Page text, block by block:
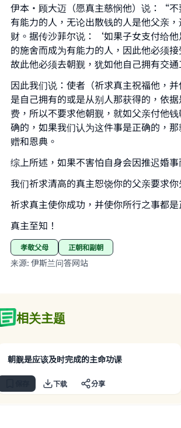
伊本·顾大迈（愿真主慈悯他）说：“不
有能力的人，无论出散钱的人是他父亲
财。据传沙菲尔说：‘如果子女支付给
的施舍而成为有能力的人，因此他必须
故此他必须去朝觐，犹如他自己拥有交
因此我们说：使者（祈求真主祝福他，
是自己拥有的或是从别人那获得的，依
费，所以不要求他朝觐，就如父亲付他
确的，如果我们认为这件事是正确的，
赠和恩典。
综上所述，如果不害怕自身会因推迟婚
我们祈求清高的真主恕饶你的父亲要求
祈求真主使你成功，并使你所行之事都是
真主至知！
孝敬父母 正朝和副朝
来源: 伊斯兰问答网站
相关主题
朝觐是应该及时完成的主命功课
下载 分享